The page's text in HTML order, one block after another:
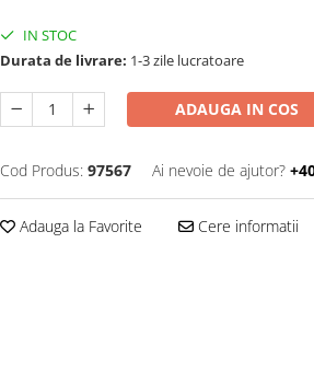
IN STOC
Durata de livrare: 1-3 zile lucratoare
ADAUGA IN COS
Cod Produs: 97567 Ai nevoie de ajutor?
Adauga la Favorite Cere informatii